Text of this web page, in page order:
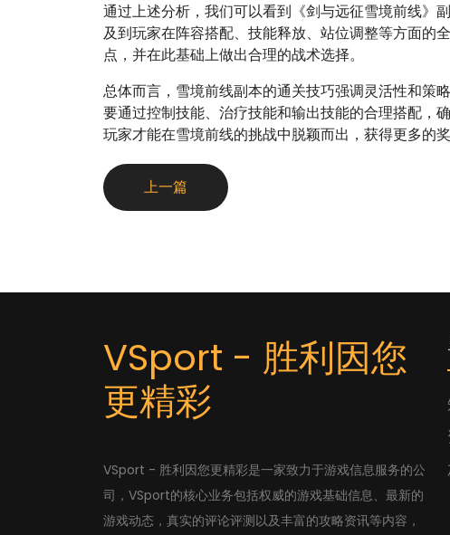
通过上述分析，我们可以看到《剑与远征雪境前线》
及到玩家在阵容搭配、技能释放、站位调整等方面的
点，并在此基础上做出合理的战术选择。
总体而言，雪境前线副本的通关技巧强调灵活性和策
要通过控制技能、治疗技能和输出技能的合理搭配，
玩家才能在雪境前线的挑战中脱颖而出，获得更多的奖
上一篇
VSport - 胜利因您
更精彩
VSport - 胜利因您更精彩是一家致力于游戏信息服务的公
司，VSport的核心业务包括权威的游戏基础信息、最新的
游戏动态，真实的评论评测以及丰富的攻略资讯等内容，